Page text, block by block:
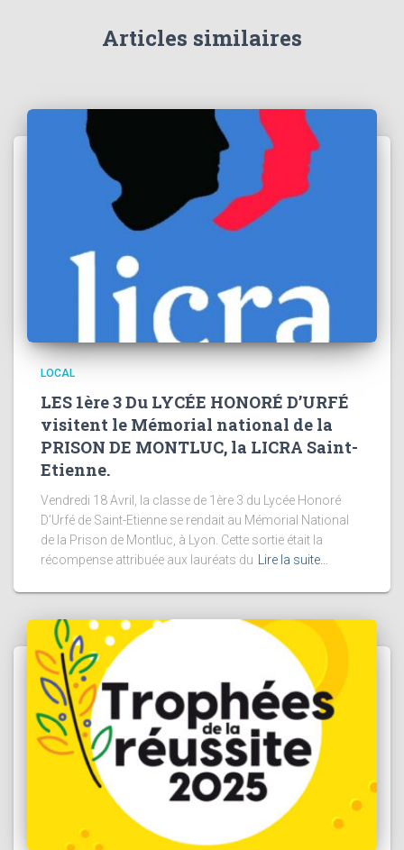
Articles similaires
LOCAL
LES 1ère 3 Du LYCÉE HONORÉ D’URFÉ
visitent le Mémorial national de la
PRISON DE MONTLUC, la LICRA Saint-
Etienne.
Vendredi 18 Avril, la classe de 1ère 3 du Lycée Honoré
D’Urfé de Saint-Etienne se rendait au Mémorial National
de la Prison de Montluc, à Lyon. Cette sortie était la
récompense attribuée aux lauréats du
Lire la suite…